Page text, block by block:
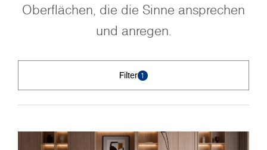
Oberflächen, die die Sinne ansprechen
und anregen.
Filter 1